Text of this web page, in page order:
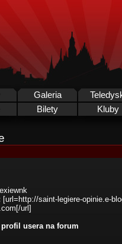
Galeria
Bilety Kluby
[url=http://saint-legiere-opinie.e-
url]
usera na forum